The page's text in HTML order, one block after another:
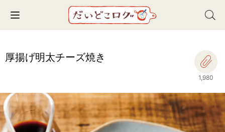
Toggle navigation
厚揚げ明太チーズ焼き
1,980